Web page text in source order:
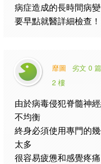
病症造成的長時間病變
要早點就醫詳細檢查！
靡圖 劣文 0 篇
2 樓
由於病毒侵犯脊髓神
不均衡
終身必須使用專門的
太多
很容易疲憊和感覺疼